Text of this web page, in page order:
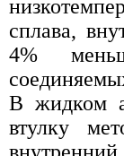
сплава,
4%
В жидком
втулку